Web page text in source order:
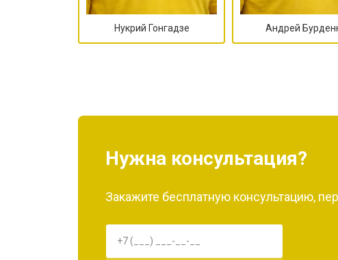
Нукрий Гонгадзе Андрей
Нужна консультация?
Закажите бесплатную консультацию,